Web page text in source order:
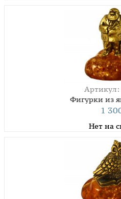
Артикул:
Фигурки из
1
Нет на